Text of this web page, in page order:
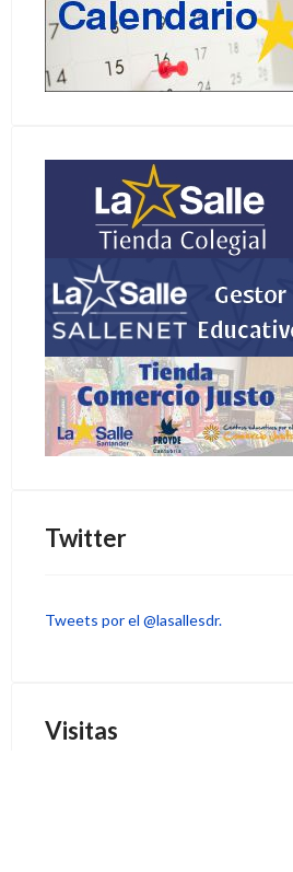
Twitter
Tweets por el @lasallesdr.
Visitas